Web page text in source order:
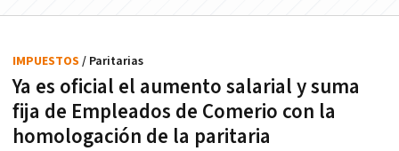
Ya es oficial el aumento salarial y suma
fija de Empleados de Comerio con la
homologación de la paritaria
IMPUESTOS / Paritarias